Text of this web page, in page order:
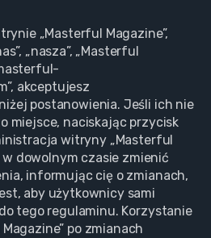
„Masterful Magazine”,
„nasza”, „Masterful
akceptujesz
postanowienia. Jeśli ich nie
miejsce, naciskając przycisk
witryny „Masterful
w dowolnym czasie zmienić
informując cię o zmianach,
aby użytkownicy sami
tego regulaminu. Korzystanie
po zmianach